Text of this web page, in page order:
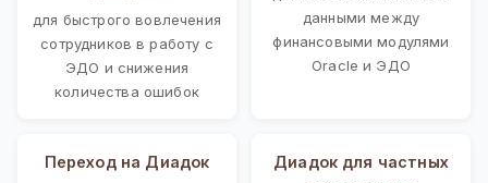
для быстрого вовлечения
сотрудников в работу с
ЭДО и снижения
количества ошибок
данными между
финансовыми модулями
Oracle и ЭДО
Переход на Диадок
Диадок для частных